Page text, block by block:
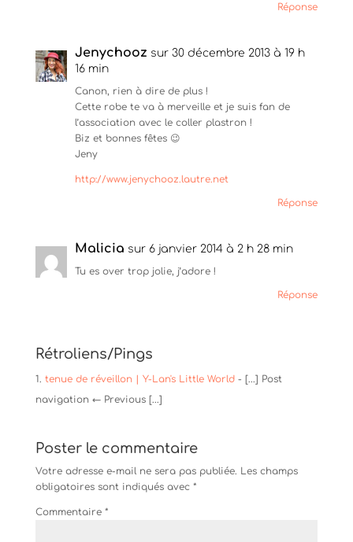
Réponse
Jenychooz sur 30 décembre 2013 à 19 h
16 min
Canon, rien à dire de plus !
Cette robe te va à merveille et je suis fan de
l’association avec le coller plastron !
Biz et bonnes fêtes 😉
Jeny
http://www.jenychooz.lautre.net
Réponse
Malicia sur 6 janvier 2014 à 2 h 28 min
Tu es over trop jolie, j’adore !
Réponse
Rétroliens/Pings
tenue de réveillon | Y-Lan's Little World- [...] Post
navigation ← Previous [...]
Poster le commentaire
Votre adresse e-mail ne sera pas publiée. Les champs
obligatoires sont indiqués avec *
Commentaire *